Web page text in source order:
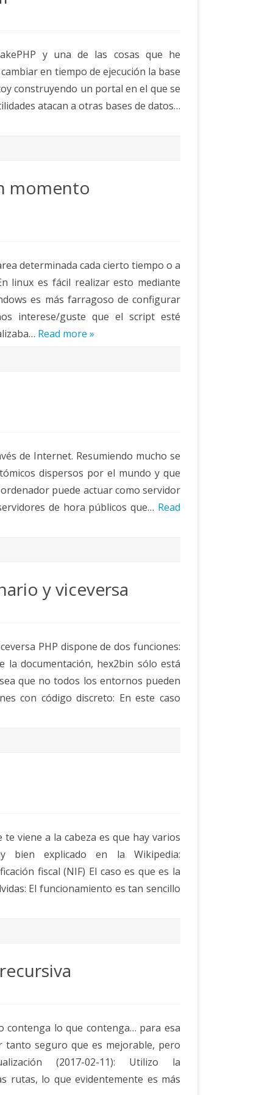
y una de las cosas que he
en tiempo de ejecución la base
construyendo un portal en el que se
atacan a otras bases de datos…
momento
determinada cada cierto tiempo o a
linux es fácil realizar esto mediante
es más farragoso de configurar
interese/guste que el script esté
Read more »
de Internet. Resumiendo mucho se
dispersos por el mundo y que
puede actuar como servidor
de hora públicos que… Read
y viceversa
PHP dispone de dos funciones:
la documentación, hex2bin sólo está
que no todos los entornos pueden
con código discreto: En este caso
viene a la cabeza es que hay varios
explicado en la Wikipedia:
fiscal (NIF) El caso es que es la
El funcionamiento es tan sencillo
contenga lo que contenga… para esa
tanto seguro que es mejorable, pero
(2017-02-11): Utilizo la
rutas, lo que evidentemente es más